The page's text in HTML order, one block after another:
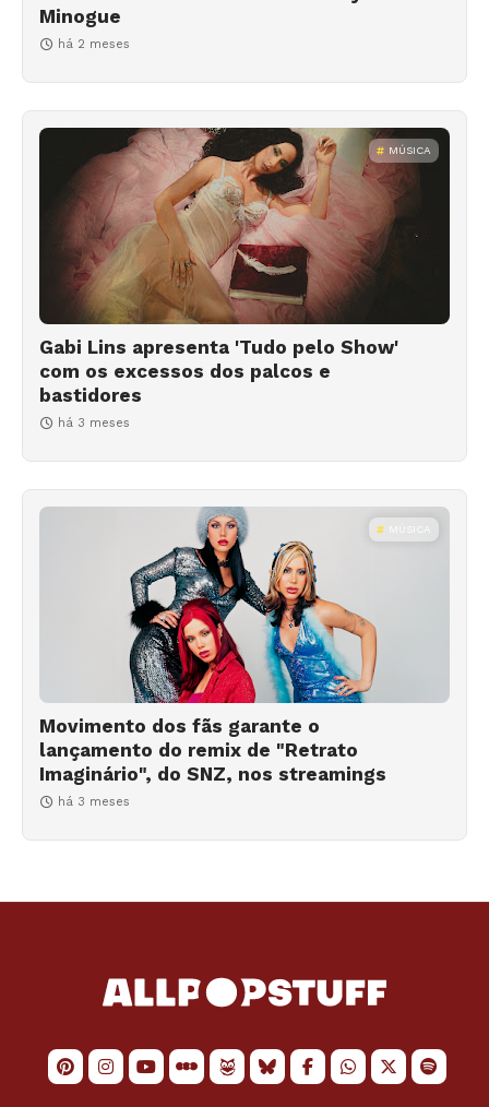
Minogue
há 2 meses
MÚSICA
Gabi Lins apresenta 'Tudo pelo Show'
com os excessos dos palcos e
bastidores
há 3 meses
MÚSICA
Movimento dos fãs garante o
lançamento do remix de "Retrato
Imaginário", do SNZ, nos streamings
há 3 meses